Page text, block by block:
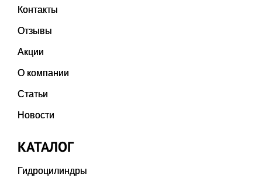
Контакты
Отзывы
Акции
О компании
Статьи
Новости
КАТАЛОГ
Гидроцилиндры